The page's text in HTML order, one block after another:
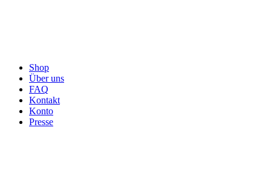
Shop
Über uns
FAQ
Kontakt
Konto
Presse